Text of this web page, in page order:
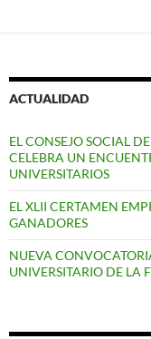
ACTUALIDAD
EL CONSEJO SOCIAL
CELEBRA UN
UNIVERSITARIOS
EL XLII CERTAMEN
GANADORES
NUEVA
UNIVERSITARIO DE LA